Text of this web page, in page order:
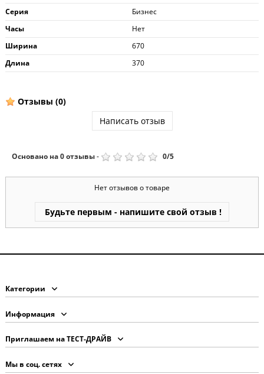
Серия
Бизнес
Часы
Нет
Ширина
670
Длина
370
Отзывы (0)
Написать отзыв
Основано на0отзывы- 0/5
Нет отзывов о товаре
Будьте первым - напишите свой отзыв !
Категории
Информация
Приглашаем на ТЕСТ-ДРАЙВ
Мы в соц. сетях